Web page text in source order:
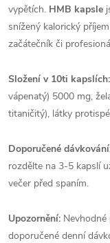
vypětích. HMB kapsle
snížený kalorický
začátečník či
Složení v 10ti kapslích:
vápenatý) 5000 mg,
titaničitý), látky
Doporučené
rozdělte na 3-5 kapslí
večer před spaním.
Upozornění:
doporučené denní